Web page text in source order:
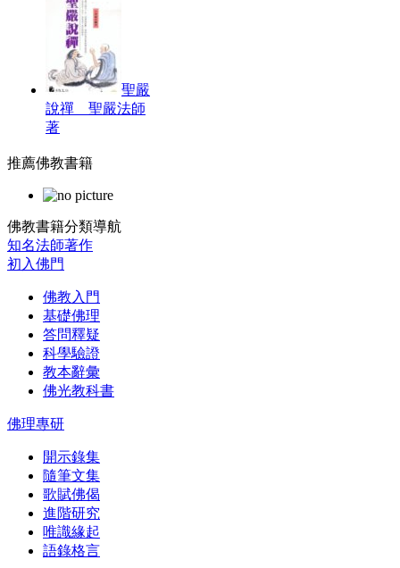
聖嚴
說禪 聖嚴法師
著
推薦佛教書籍
佛教書籍分類導航
知名法師著作
初入佛門
佛教入門
基礎佛理
答問釋疑
科學驗證
教本辭彙
佛光教科書
佛理專研
開示錄集
隨筆文集
歌賦佛偈
進階研究
唯識緣起
語錄格言